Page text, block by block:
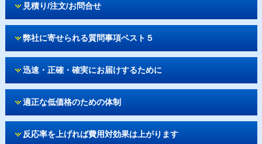
見積り/注文/お問合せ
弊社に寄せられる質問事項ベスト５
迅速・正確・確実にお届けするために
適正な低価格のための体制
反応率を上げれば費用対効果は上がります